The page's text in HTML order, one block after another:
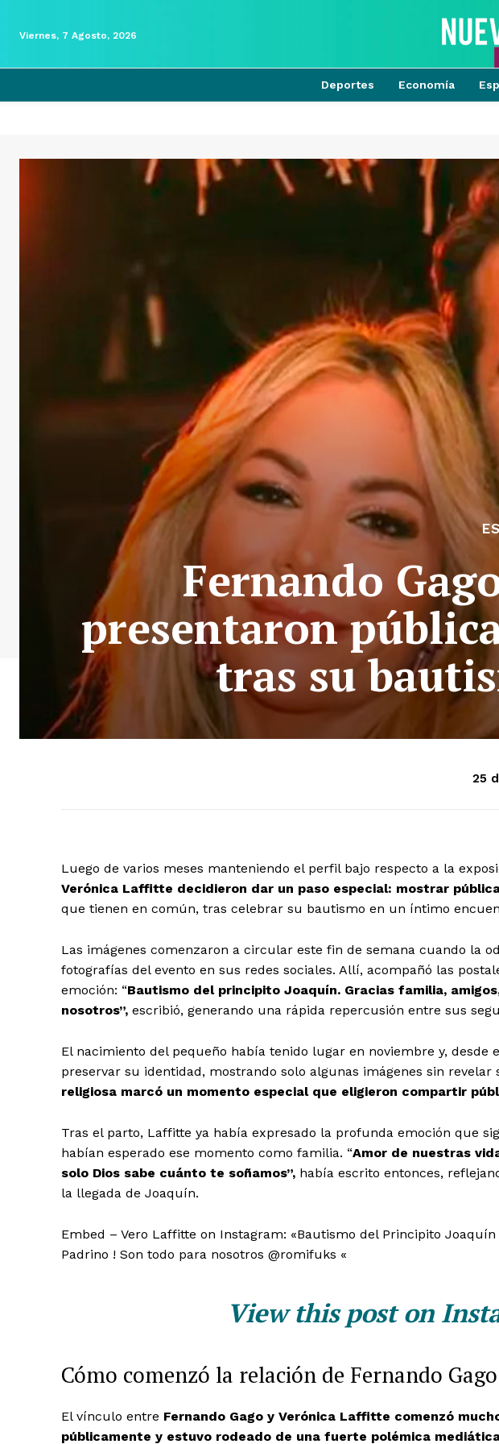
Viernes, 7 Agosto, 2026
Deportes Economía
Fernando
presentaron
tras su
25
Luego de varios meses manteniendo el perfil bajo respecto a la
Verónica Laffitte decidieron dar un paso especial: mostrar
que tienen en común, tras celebrar su bautismo en un íntimo
Las imágenes comenzaron a circular este fin de semana cuando la
fotografías del evento en sus redes sociales. Allí, acompañó las
emoción: “Bautismo del principito Joaquín. Gracias familia,
nosotros”, escribió, generando una rápida repercusión entre sus
El nacimiento del pequeño había tenido lugar en noviembre y, desde
preservar su identidad, mostrando solo algunas imágenes sin revelar
religiosa marcó un momento especial que eligieron compartir
Tras el parto, Laffitte ya había expresado la profunda emoción que
habían esperado ese momento como familia. “Amor de nuestras
solo Dios sabe cuánto te soñamos”, había escrito entonces,
la llegada de Joaquín.
Embed – Vero Laffitte on Instagram: «Bautismo del Principito
Padrino ! Son todo para nosotros @romifuks «
View this post on
Cómo comenzó la relación de Fernando
El vínculo entre Fernando Gago y Verónica Laffitte comenzó
públicamente y estuvo rodeado de una fuerte polémica